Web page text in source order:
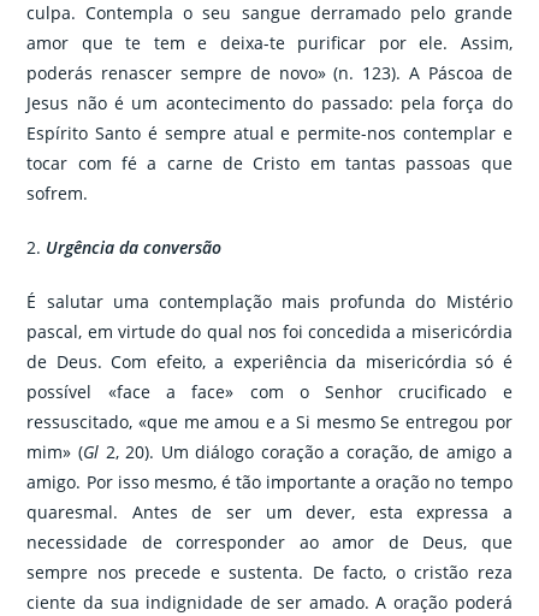
culpa. Contempla o seu sangue derramado pelo grande
amor que te tem e deixa-te purificar por ele. Assim,
poderás renascer sempre de novo» (n. 123). A Páscoa de
Jesus não é um acontecimento do passado: pela força do
Espírito Santo é sempre atual e permite-nos contemplar e
tocar com fé a carne de Cristo em tantas passoas que
sofrem.
2. Urgência da conversão
É salutar uma contemplação mais profunda do Mistério
pascal, em virtude do qual nos foi concedida a misericórdia
de Deus. Com efeito, a experiência da misericórdia só é
possível «face a face» com o Senhor crucificado e
ressuscitado, «que me amou e a Si mesmo Se entregou por
mim» (Gl2, 20). Um diálogo coração a coração, de amigo a
amigo. Por isso mesmo, é tão importante a oração no tempo
quaresmal. Antes de ser um dever, esta expressa a
necessidade de corresponder ao amor de Deus, que
sempre nos precede e sustenta. De facto, o cristão reza
ciente da sua indignidade de ser amado. A oração poderá